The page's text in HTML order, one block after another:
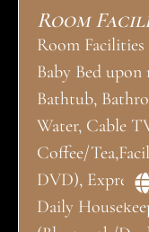
Room
Room Facilities
Baby Bed
Bathtub,
Water, Cable
Coffee/
DVD),
Daily